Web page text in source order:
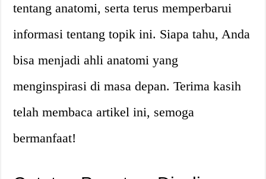
tentang anatomi, serta terus memperbarui
informasi tentang topik ini. Siapa tahu, Anda
bisa menjadi ahli anatomi yang
menginspirasi di masa depan. Terima kasih
telah membaca artikel ini, semoga
bermanfaat!